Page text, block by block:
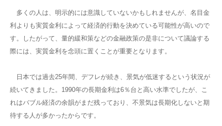
多くの人は、明示的には意識していないかもしれませんが、名目金
利よりも実質金利によって経済的行動を決めている可能性が高いので
す。したがって、量的緩和策などの金融政策の是非について議論する
際には、実質金利を念頭に置くことが重要となります。
日本では過去25年間、デフレが続き、景気が低迷するという状況が
続いてきました。1990年の長期金利は6％台と高い水準でしたが、こ
れはバブル経済の余韻がまだ残っており、不景気は長期化しないと期
待する人が多かったからです。